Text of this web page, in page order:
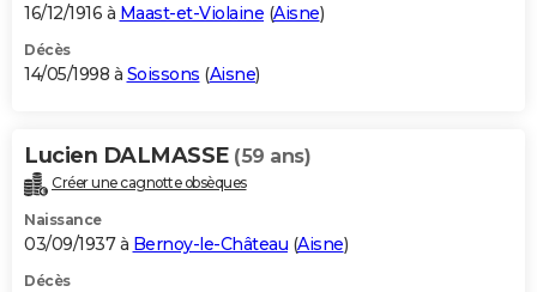
16/12/1916 à Maast-et-Violaine (Aisne)
Décès
14/05/1998 à Soissons (Aisne)
Lucien DALMASSE (59 ans)
Créer une cagnotte obsèques
Naissance
03/09/1937 à Bernoy-le-Château (Aisne)
Décès